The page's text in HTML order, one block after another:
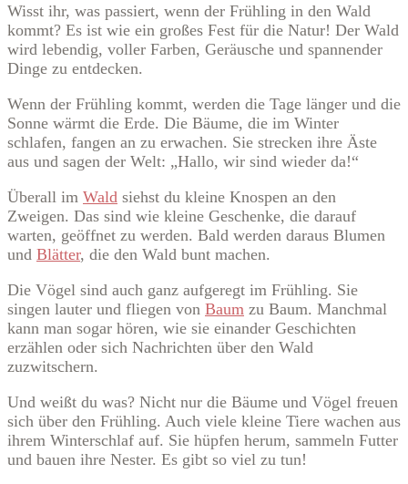
Wisst ihr, was passiert, wenn der Frühling in den Wald
kommt? Es ist wie ein großes Fest für die Natur! Der Wald
wird lebendig, voller Farben, Geräusche und spannender
Dinge zu entdecken.
Wenn der Frühling kommt, werden die Tage länger und die
Sonne wärmt die Erde. Die Bäume, die im Winter
schlafen, fangen an zu erwachen. Sie strecken ihre Äste
aus und sagen der Welt: „Hallo, wir sind wieder da!“
Überall im Wald siehst du kleine Knospen an den
Zweigen. Das sind wie kleine Geschenke, die darauf
warten, geöffnet zu werden. Bald werden daraus Blumen
und Blätter, die den Wald bunt machen.
Die Vögel sind auch ganz aufgeregt im Frühling. Sie
singen lauter und fliegen von Baum zu Baum. Manchmal
kann man sogar hören, wie sie einander Geschichten
erzählen oder sich Nachrichten über den Wald
zuzwitschern.
Und weißt du was? Nicht nur die Bäume und Vögel freuen
sich über den Frühling. Auch viele kleine Tiere wachen aus
ihrem Winterschlaf auf. Sie hüpfen herum, sammeln Futter
und bauen ihre Nester. Es gibt so viel zu tun!